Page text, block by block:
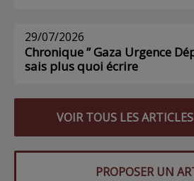
29/07/2026
Chronique ” Gaza Urgence
sais plus quoi écrire
VOIR TOUS LES
PROPOSER UN